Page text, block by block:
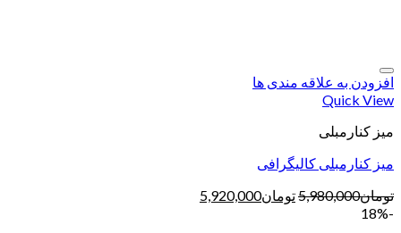
افزودن به علاقه مندی ها
Quick View
میز کنارمبلی
میز کنارمبلی کالیگرافی
تومان5,980,000تومان5,920,000
-18%